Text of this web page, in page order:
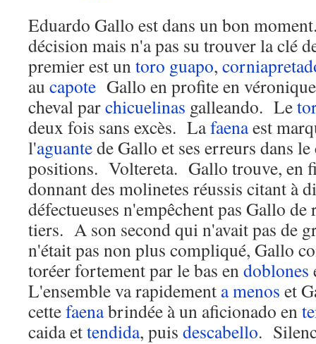
Eduardo Gallo est dans un bon
décision mais n'a pas su trouver la clé
premier est untoro guapo,
au capote Gallo en profite en
cheval parchicuelinas galleando. Le
deux fois sans excès. Lafaenaest
l'aguantede Gallo et ses erreurs dans
positions. Voltereta. Gallo trouve, en
donnant des molinetes réussis citant à
défectueuses n'empêchent pas Gallo
tiers. A son second qui n'avait pas de
n'était pas non plus compliqué, Gallo
toréer fortement par le bas endoblones
L'ensemble va rapidement a menos et
cettefaenabrindée à un aficionado en
caida ettendida, puis descabello.